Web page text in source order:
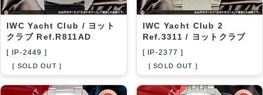
IWC Yacht Club / ヨット
クラブ Ref.R811AD
[ IP-2449 ]
[ SOLD OUT ]
IWC Yacht Club 2
Ref.3311 / ヨットクラブ
[ IP-2377 ]
[ SOLD OUT ]